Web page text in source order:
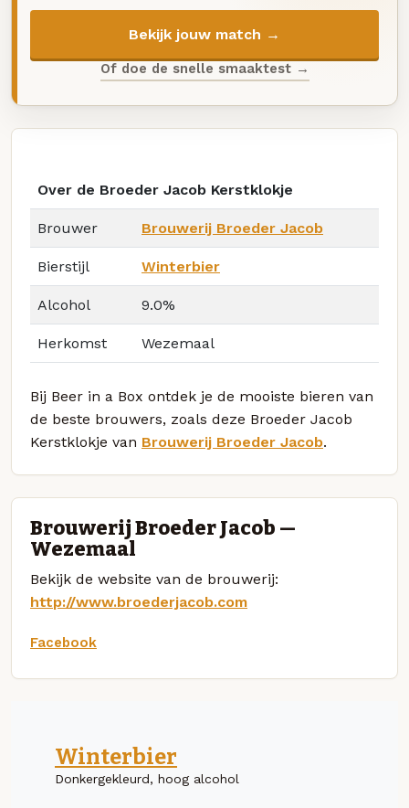
Bekijk jouw match →
Of doe de snelle smaaktest →
Over de Broeder Jacob Kerstklokje
Brouwer Brouwerij Broeder Jacob
Bierstijl Winterbier
Alcohol 9.0%
Herkomst Wezemaal
Bij Beer in a Box ontdek je de mooiste bieren van
de beste brouwers, zoals deze Broeder Jacob
Kerstklokje van Brouwerij Broeder Jacob.
Brouwerij Broeder Jacob —
Wezemaal
Bekijk de website van de brouwerij:
http://www.broederjacob.com
Facebook
Winterbier
Donkergekleurd, hoog alcohol